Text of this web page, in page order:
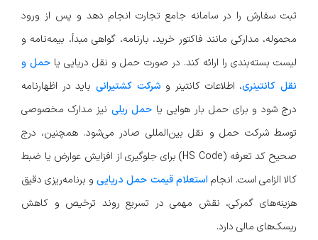
ثبت سفارش را در سامانه جامع تجارت انجام دهد و پس از ورود
محموله، مدارکی مانند فاکتور خرید، بارنامه، گواهی مبدأ، بیمه‌نامه و
لیست بسته‌بندی را ارائه کند. در صورت حمل و نقل دریایی یا حمل و
نقل کانتینری، اطلاعات کانتینر و شرکت کشتیرانی باید در اظهارنامه
درج شود و برای حمل بار هوایی یا حمل ریلی نیز مدارک مخصوصی
توسط شرکت حمل و نقل بین‌المللی صادر می‌شود. همچنین، درج
صحیح کد تعرفه (HS Code) برای جلوگیری از افزایش عوارض یا ضبط
کالا الزامی است. انجام استعلام قیمت حمل دریاییو برنامه‌ریزی دقیق
هزینه‌های گمرکی، نقش مهمی در تسریع روند ترخیص و کاهش
ریسک‌های مالی دارد.